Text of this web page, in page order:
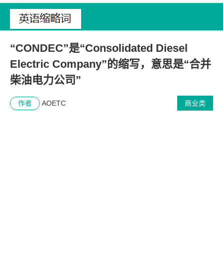
“CONDEC”是“Consolidated Diesel
Electric Company”的缩写，意思是“合并
柴油电力公司”
商业类
作者 AOETC